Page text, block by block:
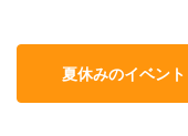
夏休みのイベン